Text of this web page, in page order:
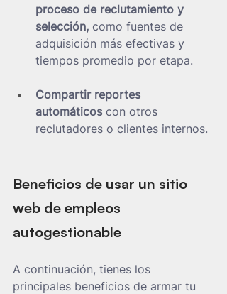
proceso de reclutamiento y
selección, como fuentes de
adquisición más efectivas y
tiempos promedio por etapa.
Compartir reportes
automáticos con otros
reclutadores o clientes internos.
Beneficios de usar un sitio
web de empleos
autogestionable
A continuación, tienes los
principales beneficios de armar tu